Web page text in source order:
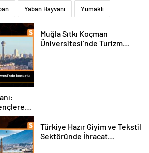
Yaban Hayvanı Yumaklı
Muğla Sıtkı Koçman
Üniversitesi’nde Turizm
Türkiye Hazır Giyim ve Tekstil
Sektöründe İhracat